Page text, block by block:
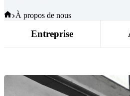
Accueil
À propos de nous
Entreprise